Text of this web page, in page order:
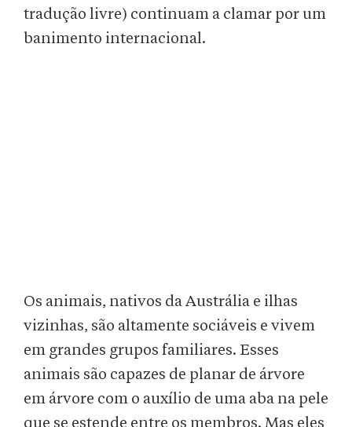
tradução livre) continuam a clamar por um
banimento internacional.
Os animais, nativos da Austrália e ilhas
vizinhas, são altamente sociáveis e vivem
em grandes grupos familiares. Esses
animais são capazes de planar de árvore
em árvore com o auxílio de uma aba na pele